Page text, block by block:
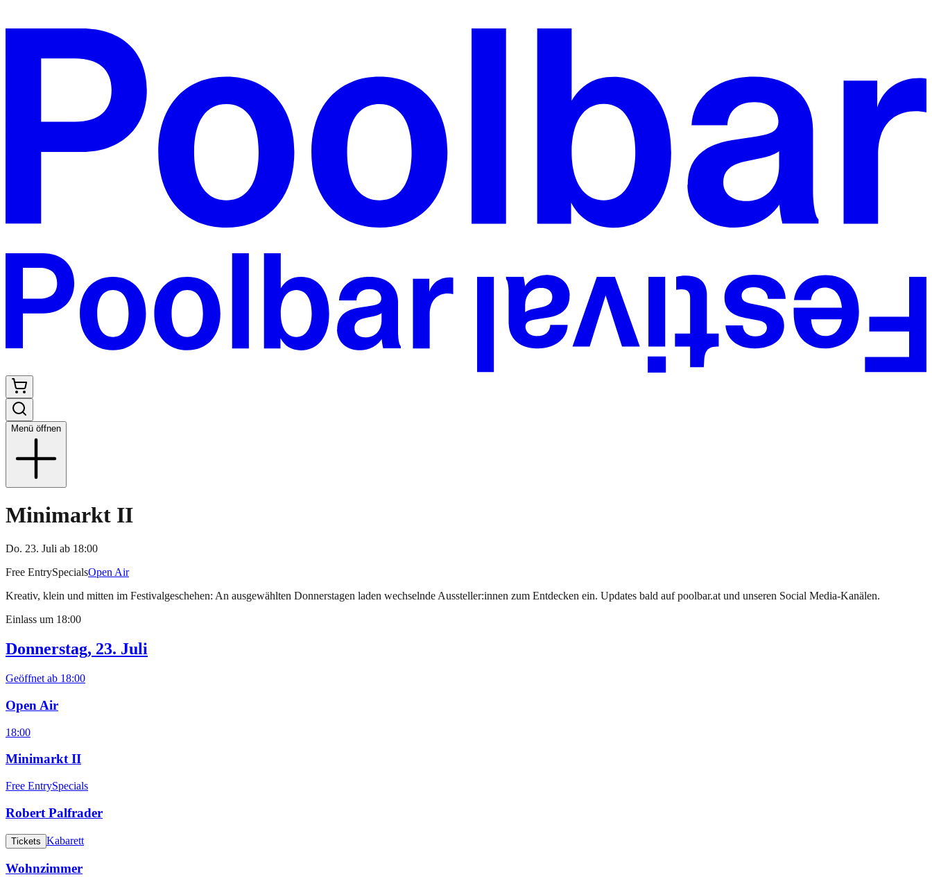
Menü öffnen
Minimarkt II
Do. 23. Juli ab 18:00
Free EntrySpecialsOpen Air
Kreativ, klein und mitten im Festivalgeschehen: An ausgewählten Donnerstagen laden wechselnde Aussteller:innen zum Entdecken ein. Updates bald auf poolbar.at und unseren Social Media-Kanälen.
Einlass um 18:00
Donnerstag, 23. Juli
Geöffnet ab 18:00
Open Air
18:00
Minimarkt II
Free EntrySpecials
Robert Palfrader
Tickets Kabarett
Wohnzimmer